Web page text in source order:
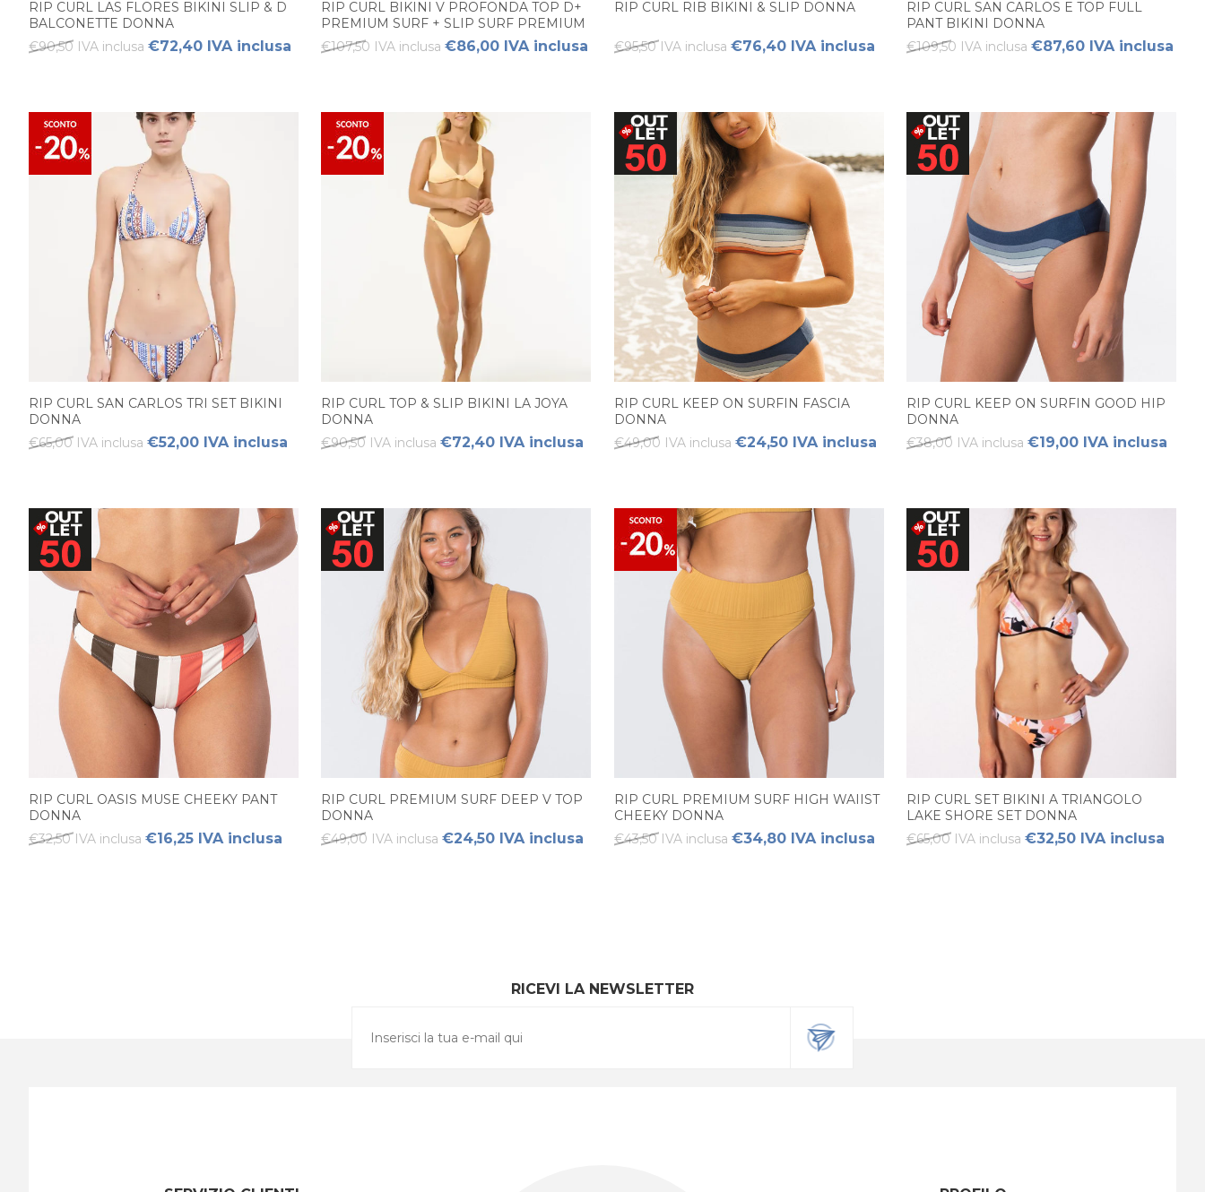
RIP CURL LAS FLORES BIKINI SLIP & D
BALCONETTE DONNA
€90,50 IVA inclusa €72,40 IVA inclusa
RIP CURL BIKINI V PROFONDA TOP D+
PREMIUM SURF + SLIP SURF PREMIUM
YOP
€107,50 IVA inclusa €86,00 IVA inclusa
RIP CURL RIB BIKINI & SLIP DONNA
€95,50 IVA inclusa €76,40 IVA inclusa
RIP CURL SAN CARLOS E TOP FULL
PANT BIKINI DONNA
€109,50 IVA inclusa €87,60 IVA inclusa
RIP CURL SAN CARLOS TRI SET BIKINI
DONNA
€65,00 IVA inclusa €52,00 IVA inclusa
RIP CURL TOP & SLIP BIKINI LA JOYA
DONNA
€90,50 IVA inclusa €72,40 IVA inclusa
RIP CURL KEEP ON SURFIN FASCIA
DONNA
€49,00 IVA inclusa €24,50 IVA inclusa
RIP CURL KEEP ON SURFIN GOOD HIP
DONNA
€38,00 IVA inclusa €19,00 IVA inclusa
RIP CURL OASIS MUSE CHEEKY PANT
DONNA
€32,50 IVA inclusa €16,25 IVA inclusa
RIP CURL PREMIUM SURF DEEP V TOP
DONNA
€49,00 IVA inclusa €24,50 IVA inclusa
RIP CURL PREMIUM SURF HIGH WAIIST
CHEEKY DONNA
€43,50 IVA inclusa €34,80 IVA inclusa
RIP CURL SET BIKINI A TRIANGOLO
LAKE SHORE SET DONNA
€65,00 IVA inclusa €32,50 IVA inclusa
RICEVI LA NEWSLETTER